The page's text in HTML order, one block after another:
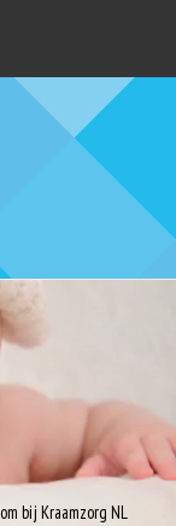
bij Kraamzorg NL